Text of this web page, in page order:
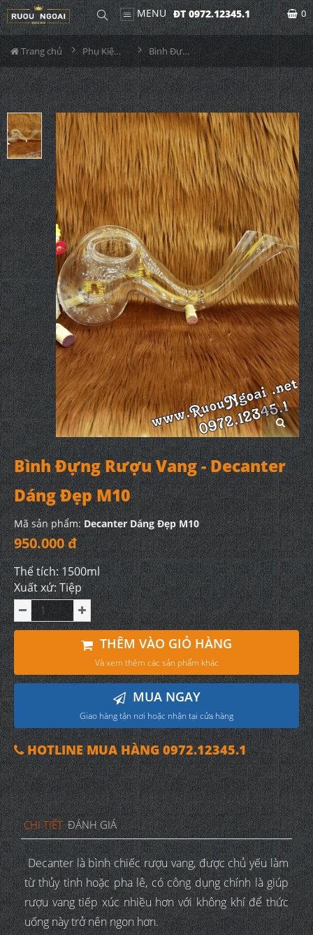
MENU ĐT 0972.12345.1 0
Trang chủ Phụ Kiện Rượu Bình Đựng Rượu Vang - Decanter Dáng Đẹp M10
Bình Đựng Rượu Vang - Decanter
Dáng Đẹp M10
Mã sản phẩm:Decanter Dáng Đẹp M10
950.000 đ
Thể tích: 1500ml
Xuất xứ: Tiệp
THÊM VÀO GIỎ HÀNG
Và xem thêm các sản phẩm khác
MUA NGAY
Giao hàng tận nơi hoặc nhận tại cửa hàng
HOTLINE MUA HÀNG 0972.12345.1
CHI TIẾT ĐÁNH GIÁ
Decanter là bình chiếc rượu vang, được chủ yếu làm
từ thủy tinh hoặc pha lê, có công dụng chính là giúp
rượu vang tiếp xúc nhiều hơn với không khí để thức
uống này trở nên ngon hơn.